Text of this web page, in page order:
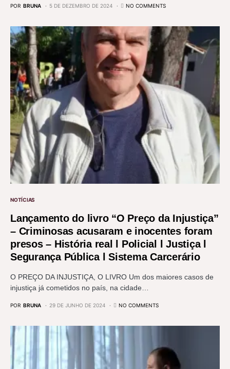
POR BRUNA 5 DE DEZEMBRO DE 2024 NO COMMENTS
NOTÍCIAS
Lançamento do livro “O Preço da Injustiça”
– Criminosas acusaram e inocentes foram
presos – História real l Policial l Justiça l
Segurança Pública l Sistema Carcerário
O PREÇO DA INJUSTIÇA, O LIVRO Um dos maiores casos de
injustiça já cometidos no país, na cidade…
POR BRUNA 29 DE JUNHO DE 2024 NO COMMENTS